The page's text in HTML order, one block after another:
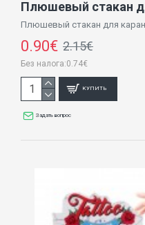
Плюшевый стакан для
0.90€ 2.15€
Без налога:0.74€
КУПИТЬ
Задать вопрос